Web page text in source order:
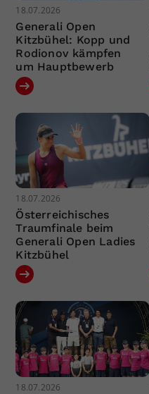
18.07.2026
Generali Open
Kitzbühel: Kopp und
Rodionov kämpfen
um Hauptbewerb
18.07.2026
Österreichisches
Traumfinale beim
Generali Open Ladies
Kitzbühel
18.07.2026